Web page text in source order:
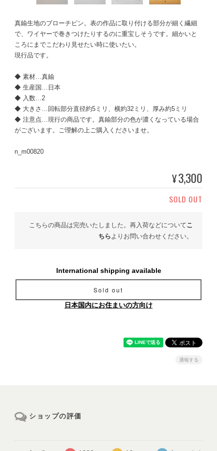
真鍮生地のブローチピン。表の作品に取り付ける部分が細く繊細
で、ワイヤーで巻きつけたりするのに重宝しそうです。細かいと
ころにまでこだわり見せたい時に使いたい。
現行品です。
◆ 素材…真鍮
◆ 生産国…日本
◆ 入数…2
◆ 大きさ…回転部分直径約5ミリ、横約32ミリ、厚み約5ミリ
◆ 注意点…現行の商品です。真鍮部分の色が濃くなっている場合
がございます。ご理解の上ご購入くださいませ。
n_m00820
¥3,300
SOLD OUT
こちらの商品は完売いたしました。再入荷などについてこ
ちらよりお問い合わせください。
International shipping available
Sold out
日本国内にお住まいの方向け
通報する
ショップの評価